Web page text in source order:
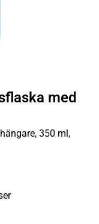
med
350 ml,